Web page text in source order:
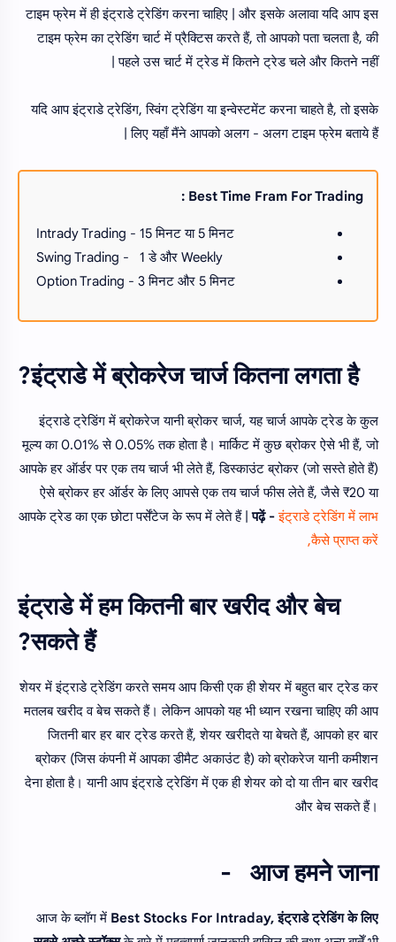
टाइम फ्रेम में ही इंट्राडे ट्रेडिंग करना चाहिए | और इसके अलावा यदि आप इस
टाइम फ्रेम का ट्रेडिंग चार्ट में प्रैक्टिस करते हैं, तो आपको पता चलता है, की
पहले उस चार्ट में ट्रेड में कितने ट्रेड चले और कितने नहीं |
यदि आप इंट्राडे ट्रेडिंग, स्विंग ट्रेडिंग या इन्वेस्टमेंट करना चाहते है, तो इसके
लिए यहाँ मैंने आपको अलग - अलग टाइम फ्रेम बताये हैं |
Best Time Fram For Trading :
Intrady Trading - 15 मिनट या 5 मिनट
Swing Trading - 1 डे और Weekly
Option Trading - 3 मिनट और 5 मिनट
इंट्राडे में ब्रोकरेज चार्ज कितना लगता है?
इंट्राडे ट्रेडिंग में ब्रोकरेज यानी ब्रोकर चार्ज, यह चार्ज आपके ट्रेड के कुल
मूल्य का 0.01% से 0.05% तक होता है। मार्किट में कुछ ब्रोकर ऐसे भी हैं, जो
आपके हर ऑर्डर पर एक तय चार्ज भी लेते हैं, डिस्काउंट ब्रोकर (जो सस्ते होते हैं)
ऐसे ब्रोकर हर ऑर्डर के लिए आपसे एक तय चार्ज फीस लेते हैं, जैसे ₹20 या
आपके ट्रेड का एक छोटा पर्सेंटेज के रूप में लेते हैं |पढ़ें -इंट्राडे ट्रेडिंग में लाभ
कैसे प्राप्त करें,
इंट्राडे में हम कितनी बार खरीद और बेच
सकते हैं?
शेयर में इंट्राडे ट्रेडिंग करते समय आप किसी एक ही शेयर में बहुत बार ट्रेड कर
मतलब खरीद व बेच सकते हैं। लेकिन आपको यह भी ध्यान रखना चाहिए की आप
जितनी बार हर बार ट्रेड करते हैं, शेयर खरीदते या बेचते हैं, आपको हर बार
ब्रोकर (जिस कंपनी में आपका डीमैट अकाउंट है) को ब्रोकरेज यानी कमीशन
देना होता है। यानी आप इंट्राडे ट्रेडिंग में एक ही शेयर को दो या तीन बार खरीद
और बेच सकते हैं।
आज हमने जाना -
आज के ब्लॉग में Best Stocks For Intraday, इंट्राडे ट्रेडिंग के लिए